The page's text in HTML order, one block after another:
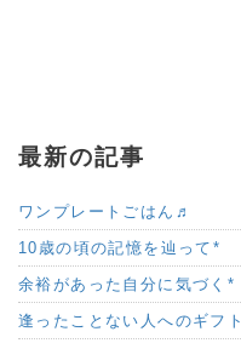
最新の記事
ワンプレートごはん♬
10歳の頃の記憶を辿って*
余裕があった自分に気づく*
逢ったことない人へのギフト